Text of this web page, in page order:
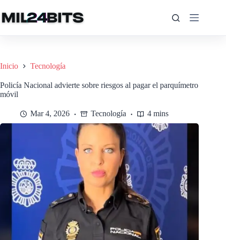
al
contenido
Inicio Tecnología
Policía Nacional advierte sobre riesgos al pagar el parquímetro
móvil
Mar 4, 2026 Tecnología 4 mins